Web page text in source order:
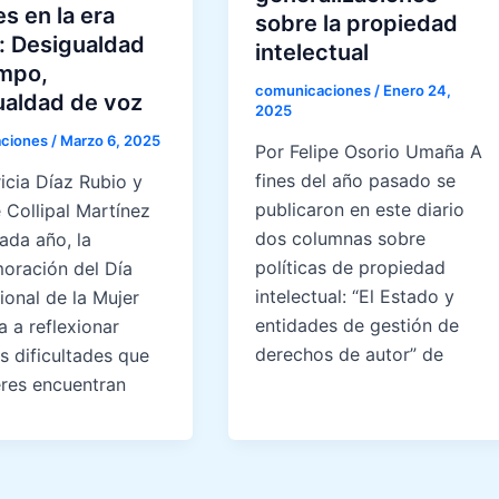
en la era
Desigualdad
de voz
/ Marzo 6, 2025
Díaz Rubio y
Collipal Martínez
año, la
del Día
de la Mujer
a reflexionar
dificultades que
encuentran
sobre la propiedad
intelectual
comunicaciones / Enero 24,
2025
Por Felipe Osorio Umaña A
fines del año pasado se
publicaron en este diario
dos columnas sobre
políticas de propiedad
intelectual: “El Estado y
entidades de gestión de
derechos de autor” de